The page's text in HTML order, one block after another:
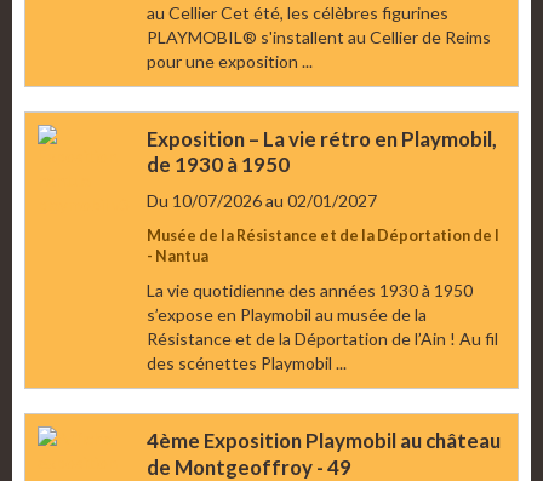
au Cellier Cet été, les célèbres figurines
PLAYMOBIL® s'installent au Cellier de Reims
pour une exposition ...
Exposition – La vie rétro en Playmobil,
de 1930 à 1950
Du 10/07/2026au 02/01/2027
Musée de la Résistance et de la Déportation de l
- Nantua
La vie quotidienne des années 1930 à 1950
s’expose en Playmobil au musée de la
Résistance et de la Déportation de l’Ain ! Au fil
des scénettes Playmobil ...
4ème Exposition Playmobil au château
de Montgeoffroy - 49